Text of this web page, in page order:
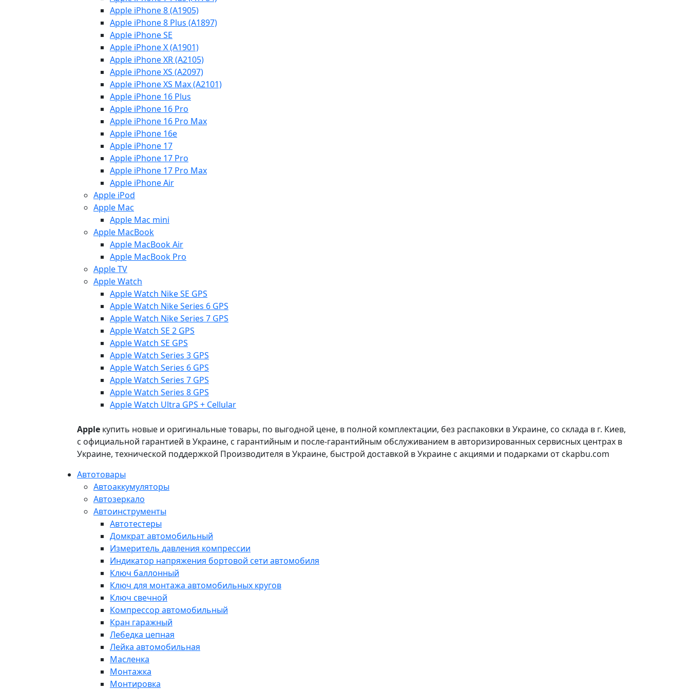
Apple iPhone 8 (A1905)
Apple iPhone 8 Plus (A1897)
Apple iPhone SE
Apple iPhone X (A1901)
Apple iPhone XR (A2105)
Apple iPhone XS (A2097)
Apple iPhone XS Max (A2101)
Apple iPhone 16 Plus
Apple iPhone 16 Pro
Apple iPhone 16 Pro Max
Apple iPhone 16e
Apple iPhone 17
Apple iPhone 17 Pro
Apple iPhone 17 Pro Max
Apple iPhone Air
Apple iPod
Apple Mac
Apple Mac mini
Apple MacBook
Apple MacBook Air
Apple MacBook Pro
Apple TV
Apple Watch
Apple Watch Nike SE GPS
Apple Watch Nike Series 6 GPS
Apple Watch Nike Series 7 GPS
Apple Watch SE 2 GPS
Apple Watch SE GPS
Apple Watch Series 3 GPS
Apple Watch Series 6 GPS
Apple Watch Series 7 GPS
Apple Watch Series 8 GPS
Apple Watch Ultra GPS + Cellular
Apple купить новые и оригинальные товары, по выгодной цене, в полной комплектации, без распаковки в Украине, со склада в г. Киев,
с официальной гарантией в Украине, с гарантийным и после-гарантийным обслуживанием в авторизированных сервисных центрах в
Украине, технической поддержкой Производителя в Украине, быстрой доставкой в Украине с акциями и подарками от ckapbu.com
Автотовары
Автоаккумуляторы
Автозеркало
Автоинструменты
Автотестеры
Домкрат автомобильный
Измеритель давления компрессии
Индикатор напряжения бортовой сети автомобиля
Ключ баллонный
Ключ для монтажа автомобильных кругов
Ключ свечной
Компрессор автомобильный
Кран гаражный
Лебедка цепная
Лейка автомобильная
Масленка
Монтажка
Монтировка